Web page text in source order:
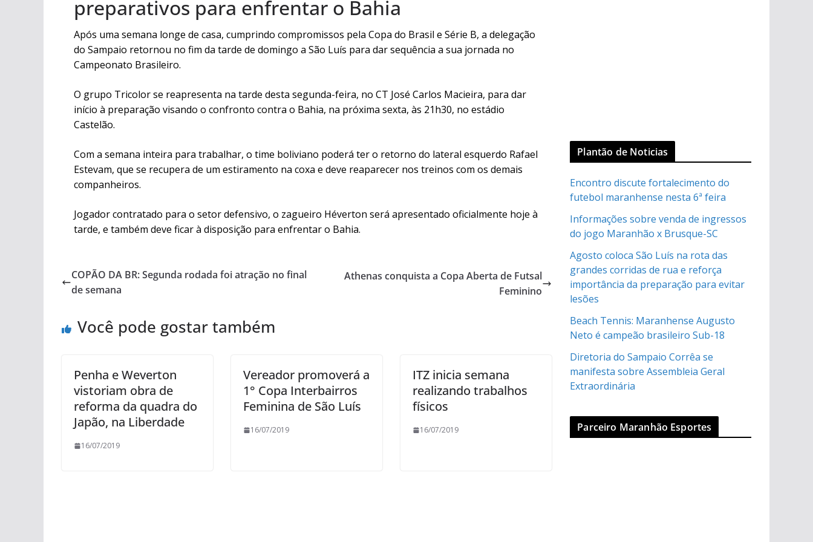
preparativos para enfrentar o Bahia
Após uma semana longe de casa, cumprindo compromissos pela Copa do Brasil e Série B, a delegação
do Sampaio retornou no fim da tarde de domingo a São Luís para dar sequência a sua jornada no
Campeonato Brasileiro.
O grupo Tricolor se reapresenta na tarde desta segunda-feira, no CT José Carlos Macieira, para dar
início à preparação visando o confronto contra o Bahia, na próxima sexta, às 21h30, no estádio
Castelão.
Com a semana inteira para trabalhar, o time boliviano poderá ter o retorno do lateral esquerdo Rafael
Estevam, que se recupera de um estiramento na coxa e deve reaparecer nos treinos com os demais
companheiros.
Jogador contratado para o setor defensivo, o zagueiro Héverton será apresentado oficialmente hoje à
tarde, e também deve ficar à disposição para enfrentar o Bahia.
COPÃO DA BR: Segunda rodada foi atração no final
de semana
Athenas conquista a Copa Aberta de Futsal
Feminino
Você pode gostar também
Penha e Weverton
vistoriam obra de
reforma da quadra do
Japão, na Liberdade
16/07/2019
Vereador promoverá a
1° Copa Interbairros
Feminina de São Luís
16/07/2019
ITZ inicia semana
realizando trabalhos
físicos
16/07/2019
Plantão de Noticias
Encontro discute fortalecimento do
futebol maranhense nesta 6ª feira
Informações sobre venda de ingressos
do jogo Maranhão x Brusque-SC
Agosto coloca São Luís na rota das
grandes corridas de rua e reforça
importância da preparação para evitar
lesões
Beach Tennis: Maranhense Augusto
Neto é campeão brasileiro Sub-18
Diretoria do Sampaio Corrêa se
manifesta sobre Assembleia Geral
Extraordinária
Parceiro Maranhão Esportes